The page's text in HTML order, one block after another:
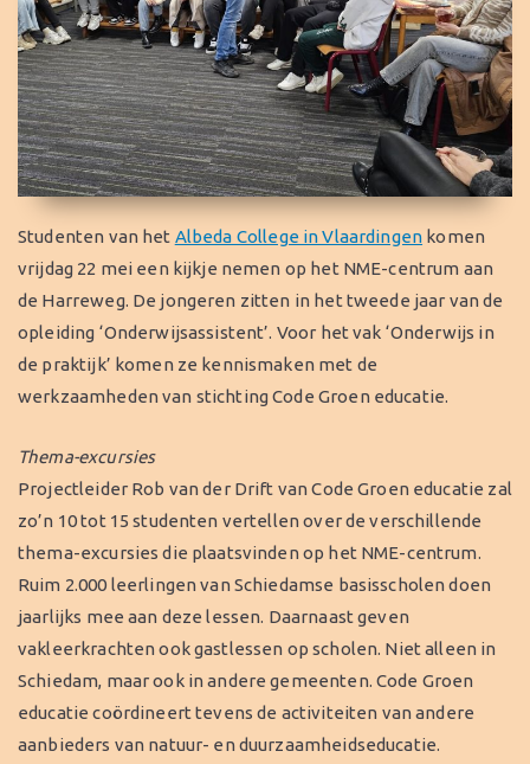
Studenten van het Albeda College in Vlaardingen komen
vrijdag 22 mei een kijkje nemen op het NME-centrum aan
de Harreweg. De jongeren zitten in het tweede jaar van de
opleiding ‘Onderwijsassistent’. Voor het vak ‘Onderwijs in
de praktijk’ komen ze kennismaken met de
werkzaamheden van stichting Code Groen educatie.
Thema-excursies
Projectleider Rob van der Drift van Code Groen educatie zal
zo’n 10 tot 15 studenten vertellen over de verschillende
thema-excursies die plaatsvinden op het NME-centrum.
Ruim 2.000 leerlingen van Schiedamse basisscholen doen
jaarlijks mee aan deze lessen. Daarnaast geven
vakleerkrachten ook gastlessen op scholen. Niet alleen in
Schiedam, maar ook in andere gemeenten. Code Groen
educatie coördineert tevens de activiteiten van andere
aanbieders van natuur- en duurzaamheidseducatie.